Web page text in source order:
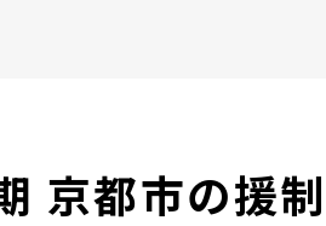
京都市の援